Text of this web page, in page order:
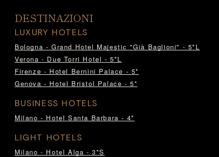
DESTINAZIONI
LUXURY HOTELS
Bologna - Grand Hotel Majestic "Già Baglioni" - 5*L
Verona - Due Torri Hotel - 5*L
Firenze - Hotel Bernini Palace - 5*
Genova - Hotel Bristol Palace - 5*
BUSINESS HOTELS
Milano - Hotel Santa Barbara - 4*
LIGHT HOTELS
Milano - Hotel Alga - 3*S